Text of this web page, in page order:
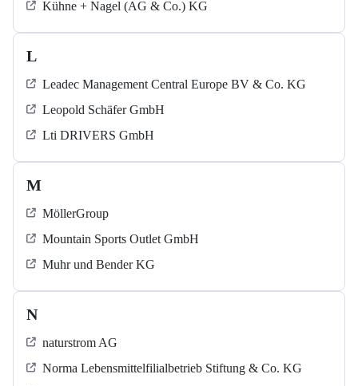
Kühne + Nagel (AG & Co.) KG
L
Leadec Management Central Europe BV & Co. KG
Leopold Schäfer GmbH
Lti DRIVERS GmbH
M
MöllerGroup
Mountain Sports Outlet GmbH
Muhr und Bender KG
N
naturstrom AG
Norma Lebensmittelfilialbetrieb Stiftung & Co. KG